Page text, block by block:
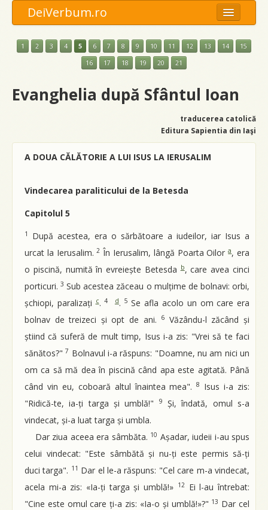
DeiVerbum.ro
1 2 3 4 5 6 7 8 9 10 11 12 13 14
15
16
17 18 19 20 21
Evanghelia după Sfântul Ioan
traducerea catolică
Editura Sapientia din Iaşi
A DOUA CĂLĂTORIE A LUI ISUS LA IERUSALIM
Vindecarea paraliticului de la Betesda
Capitolul 5
1
După acestea, era o sărbătoare a iudeilor, iar Isus a
urcat la Ierusalim.2 În Ierusalim, lângă Poarta Oilor a, era
o piscină, numită în evreiește Betesda b, care avea cinci
porticuri.3 Sub acestea zăceau o mulțime de bolnavi: orbi,
șchiopi, paralizați c.4 d. 5 Se afla acolo un om care era
bolnav de treizeci și opt de ani.
6 Văzându-l zăcând și
știind că suferă de mult timp, Isus i-a zis: "Vrei să te faci
sănătos?"7 Bolnavul i-a răspuns: "Doamne, nu am nici un
om ca să mă dea în piscină când apa este agitată. Până
când vin eu, coboară altul înaintea mea".8
Isus i-a zis:
"Ridică-te, ia-ți targa și umblă!"
9
Și, îndată, omul s-a
vindecat, și-a luat targa și umbla.
Dar ziua aceea era sâmbăta. 10 Așadar, iudeii i-au spus
celui vindecat: "Este sâmbătă și nu-ți este permis să-ți
duci targa". 11 Dar el le-a răspuns: "Cel care m-a vindecat,
acela mi-a zis: «Ia-ți targa și umblă!» 12Ei l-au întrebat:
"Cine este omul care ți-a zis: «Ia-o și umblă!»?" 13 Dar cel